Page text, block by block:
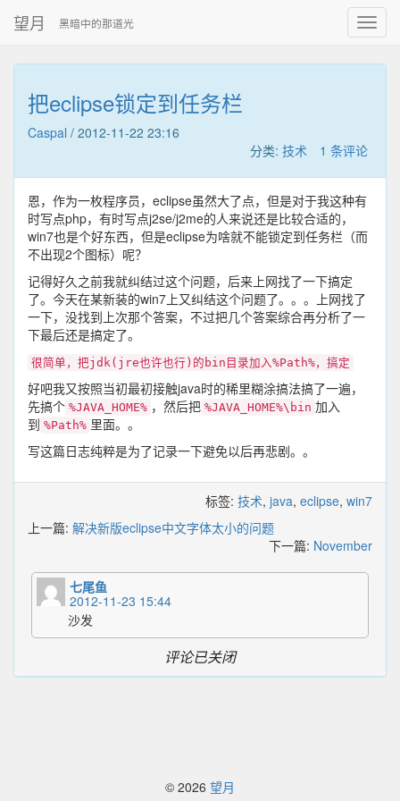
望月 黑暗中的那道光
把eclipse锁定到任务栏
Caspal / 2012-11-22 23:16
分类: 技术 1 条评论
恩，作为一枚程序员，eclipse虽然大了点，但是对于我这种有
时写点php，有时写点j2se/j2me的人来说还是比较合适的，
win7也是个好东西，但是eclipse为啥就不能锁定到任务栏（而
不出现2个图标）呢？
记得好久之前我就纠结过这个问题，后来上网找了一下搞定
了。今天在某新装的win7上又纠结这个问题了。。。上网找了
一下，没找到上次那个答案，不过把几个答案综合再分析了一
下最后还是搞定了。
很简单，把jdk(jre也许也行)的bin目录加入%Path%，搞定
好吧我又按照当初最初接触java时的稀里糊涂搞法搞了一遍，
先搞个 %JAVA_HOME% ，然后把 %JAVA_HOME%\bin 加入
到 %Path% 里面。。
写这篇日志纯粹是为了记录一下避免以后再悲剧。。
标签: 技术, java, eclipse, win7
上一篇: 解决新版eclipse中文字体太小的问题
下一篇: November
七尾鱼
2012-11-23 15:44
沙发
评论已关闭
© 2026 望月